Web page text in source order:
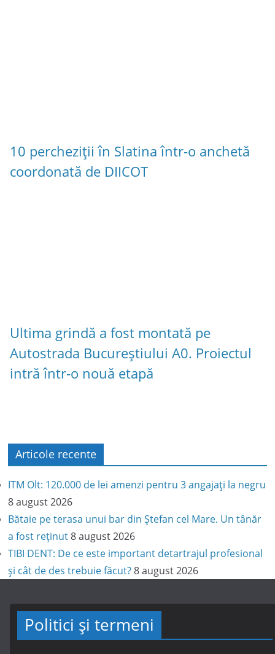
10 percheziții în Slatina într-o anchetă
coordonată de DIICOT
Ultima grindă a fost montată pe
Autostrada Bucureștiului A0. Proiectul
intră într-o nouă etapă
Articole recente
ITM Olt: 120.000 de lei amenzi pentru 3 angajați la negru
8 august 2026
Bătaie pe terasa unui bar din Ștefan cel Mare. Un tânăr
a fost reținut 8 august 2026
TIBI DENT: De ce este important detartrajul profesional
și cât de des trebuie făcut? 8 august 2026
Politici și termeni